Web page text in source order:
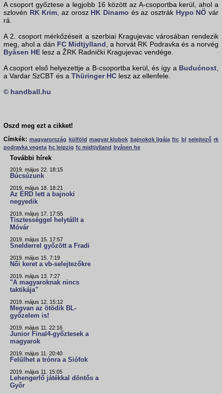
A csoport győztese a legjobb 16 között az A-csoportba kerül, ahol a
szlovén RK Krim, az orosz HK Dinamo és az osztrák Hypo NÖ vár
rá.
A 2. csoport mérkőzéseit a szerbiai Kragujevac városában rendezik
meg, ahol a dán FC Midtjylland, a horvát RK Podravka és a norvég
Byåsen HE lesz a ŽRK Radnički Kragujevac vendége.
A csoport első helyezettje a B-csoportba kerül, és így a Budućnost,
a Vardar SzCBT és a Thüringer HC lesz az ellenfele.
© handball.hu
Oszd meg ezt a cikket!
Címkék: magyarország külföld magyar klubok bajnokok ligája ftc bl selejtező rk
podravka vegeta hc leipzig fc midtjylland byåsen he
További hírek
2019. május 22. 18:15
Búcsúzunk
2019. május 18. 18:21
Az ÉRD lett a bajnoki
negyedik
2019. május 17. 17:55
Tisztességgel helytállt a
Móvár
2019. május 15. 17:57
Snelderrel győzött a Fradi
2019. május 15. 7:19
Női keret a vb-selejtezőkre
2019. május 13. 7:27
"A magyaroknak nincs
taktikája"
2019. május 12. 15:12
Megvan az ötödik BL-
győzelem is!
2019. május 11. 22:16
Junior Final4-győztesek a
magyarok
2019. május 11. 20:40
Felülhet a trónra a Siófok
2019. május 11. 15:05
Lehengerlő játékkal döntős a
Győr